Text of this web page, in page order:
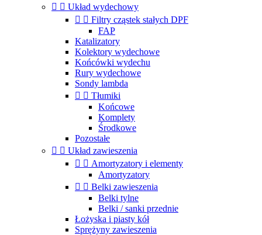
  Układ wydechowy
  Filtry cząstek stałych DPF
FAP
Katalizatory
Kolektory wydechowe
Końcówki wydechu
Rury wydechowe
Sondy lambda
  Tłumiki
Końcowe
Komplety
Środkowe
Pozostałe
  Układ zawieszenia
  Amortyzatory i elementy
Amortyzatory
  Belki zawieszenia
Belki tylne
Belki / sanki przednie
Łożyska i piasty kół
Sprężyny zawieszenia